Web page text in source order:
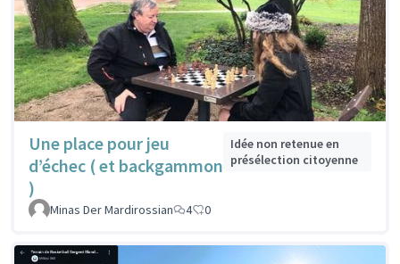
Une place pour jeu
d’échec ( et backgammon
)
Idée non retenue en
présélection citoyenne
Minas Der Mardirossian 4 0